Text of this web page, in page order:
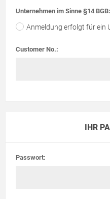
Unternehmen im Sinne §14 BGB:
Anmeldung erfolgt für ein
Customer No.:
IHR
Passwort: